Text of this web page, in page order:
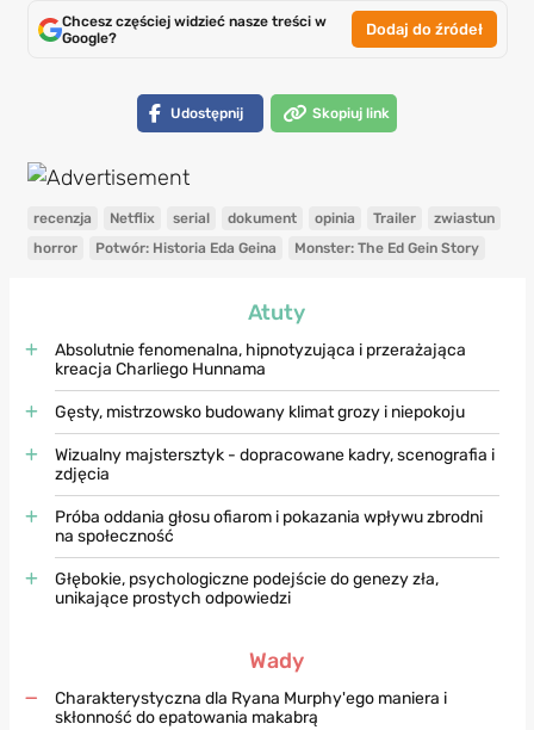
Chcesz częściej widzieć nasze treści w
Google?
Dodaj do źródeł
Udostępnij Skopiuj link
recenzja Netflix serial dokument opinia Trailer
zwiastun
horror
Potwór: Historia Eda Geina Monster: The Ed Gein Story
Atuty
Absolutnie fenomenalna, hipnotyzująca i przerażająca
kreacja Charliego Hunnama
Gęsty, mistrzowsko budowany klimat grozy i niepokoju
Wizualny majstersztyk - dopracowane kadry, scenografia i
zdjęcia
Próba oddania głosu ofiarom i pokazania wpływu zbrodni
na społeczność
Głębokie, psychologiczne podejście do genezy zła,
unikające prostych odpowiedzi
Wady
Charakterystyczna dla Ryana Murphy'ego maniera i
skłonność do epatowania makabrą